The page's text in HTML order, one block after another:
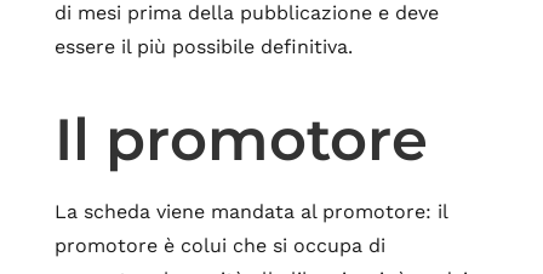
di mesi prima della pubblicazione e deve
essere il più possibile definitiva.
Il promotore
La scheda viene mandata al promotore: il
promotore è colui che si occupa di